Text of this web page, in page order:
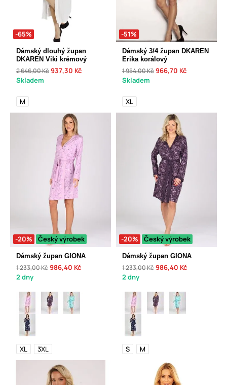
-65%
Dámský dlouhý župan
DKAREN Viki krémový
2 646,00 Kč937,30 Kč
Skladem
M
-51%
Dámský 3/4 župan DKAREN
Erika korálový
1 954,00 Kč966,70 Kč
Skladem
XL
-20% Český výrobek
Dámský župan GIONA
1 233,00 Kč986,40 Kč
2 dny
XL 3XL
-20% Český výrobek
Dámský župan GIONA
1 233,00 Kč986,40 Kč
2 dny
S M